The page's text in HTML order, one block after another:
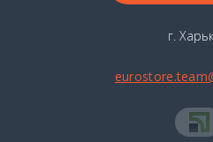
г.